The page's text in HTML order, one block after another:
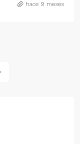
hace 9 meses